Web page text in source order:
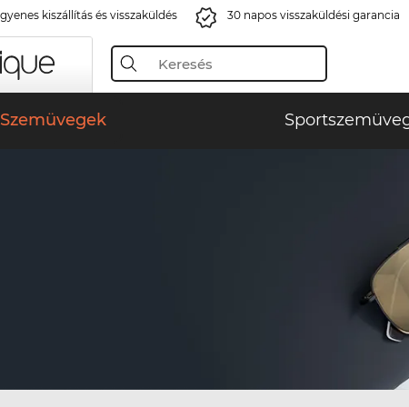
kiszállítás és visszaküldés 30 napos visszaküldési garancia
Szemüvegek